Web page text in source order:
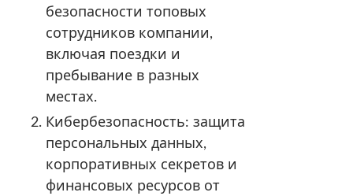
безопасности топовых
сотрудников компании,
включая поездки и
пребывание в разных
местах.
Кибербезопасность: защита
персональных данных,
корпоративных секретов и
финансовых ресурсов от